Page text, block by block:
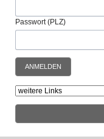
Passwort (PLZ)
ANMELDEN